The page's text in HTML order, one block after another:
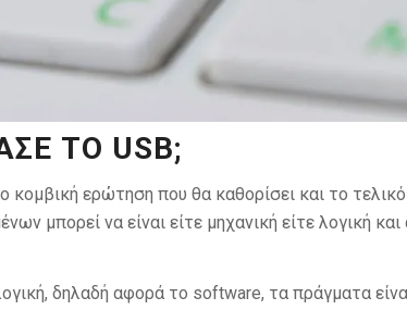
ΤΟ USB;
κομβική ερώτηση που θα καθορίσει και το
μπορεί να είναι είτε μηχανική είτε λογική
δηλαδή αφορά το software, τα πράγματα